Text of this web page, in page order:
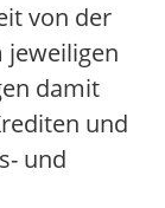
von der
damit
und
und